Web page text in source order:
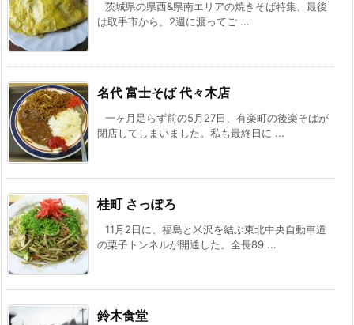
茨城県の県西&県南エリアの焼きそば特集、最後
は取手市から。2週に渡ってご ...
名代 富士そば 代々木店
一ヶ月足らず前の5月27日、有楽町の後楽そばが
閉店してしまいました。私も最終日に ...
桂町 さっぽろ
11月2日に、福島と米沢を結ぶ東北中央自動車道
の栗子トンネルが開通した。全長89 ...
鈴木食堂